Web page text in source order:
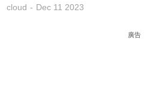
cloud Dec 11 2023
廣告